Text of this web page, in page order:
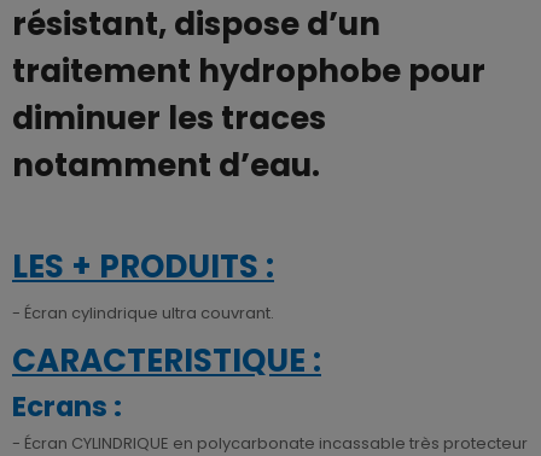
résistant, dispose d’un
traitement hydrophobe pour
diminuer les traces
notamment d’eau.
LES + PRODUITS :
- Écran cylindrique ultra couvrant.
CARACTERISTIQUE :
Ecrans :
- Écran CYLINDRIQUE en polycarbonate incassable très protecteur